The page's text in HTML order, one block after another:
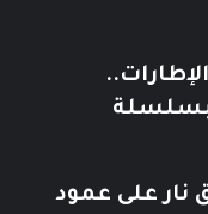
نار على عمود